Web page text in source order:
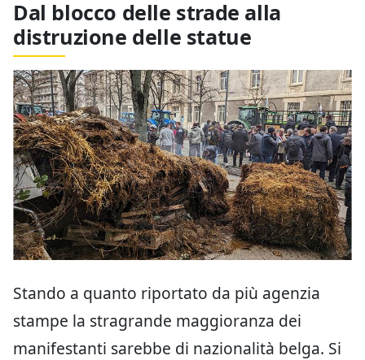
Dal blocco delle strade alla
distruzione delle statue
Stando a quanto riportato da più agenzia
stampe la stragrande maggioranza dei
manifestanti sarebbe di nazionalità belga. Si